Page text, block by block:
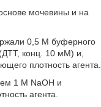
мочевины и на
0,5 М буферного
конц. 10 мМ) и,
плотность агента.
1 М NaOH и
агента.